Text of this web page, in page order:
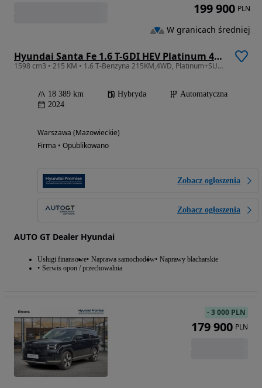
Hyundai Santa Fe 1.6 T-GDI HEV Platinum 4WD
1598 cm3 • 215 KM • 1.6 T-Benzyna 215KM,4WD, Platinum+SUN+TECH,Faktura23%,Salon PL
18 389 km Hybryda
Automatyczna
2024
Warszawa (Mazowieckie)
Firma • Opublikowano
Zobacz ogłoszenia
Zobacz ogłoszenia
AUTO GT Dealer Hyundai
Usługi finansowe Naprawa samochodów Naprawy blacharskie
Serwis opon / przechowalnia
199 900 PLN
W granicach średniej
-3 000 PLN
179 900 PLN